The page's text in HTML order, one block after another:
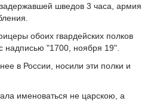
шведов 3 часа, армия
обоих гвардейских полков
надписью "1700, ноября 19".
в России, носили эти полки и
именоваться не царскою, а